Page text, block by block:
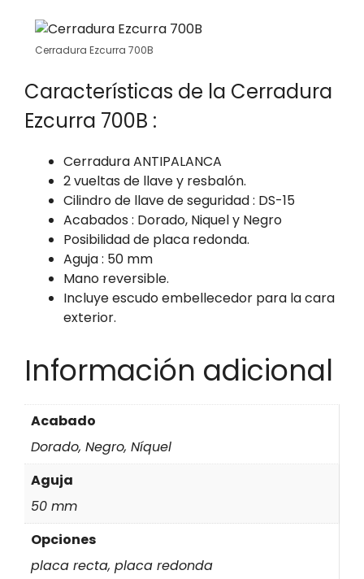
Cerradura Ezcurra 700B
Características de la Cerradura
Ezcurra 700B :
Cerradura ANTIPALANCA
2 vueltas de llave y resbalón.
Cilindro de llave de seguridad : DS-15
Acabados : Dorado, Niquel y Negro
Posibilidad de placa redonda.
Aguja : 50 mm
Mano reversible.
Incluye escudo embellecedor para la cara
exterior.
Información adicional
Acabado
Dorado, Negro, Níquel
Aguja
50 mm
Opciones
placa recta, placa redonda